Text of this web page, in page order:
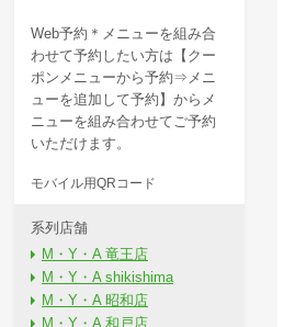
Web予約＊メニューを組み合
わせて予約したい方は【クー
ポンメニューから予約⇒メニ
ューを追加して予約】からメ
ニューを組み合わせてご予約
いただけます。
モバイル用QRコード
系列店舗
M・Y・A 竜王店
M・Y・A shikishima
M・Y・A 昭和店
M・Y・A 和戸店